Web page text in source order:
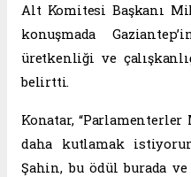
Alt Komitesi Başkanı
konuşmada
üretkenliği ve
belirtti.
Konatar,
daha kutlamak
Şahin, bu ödül burada